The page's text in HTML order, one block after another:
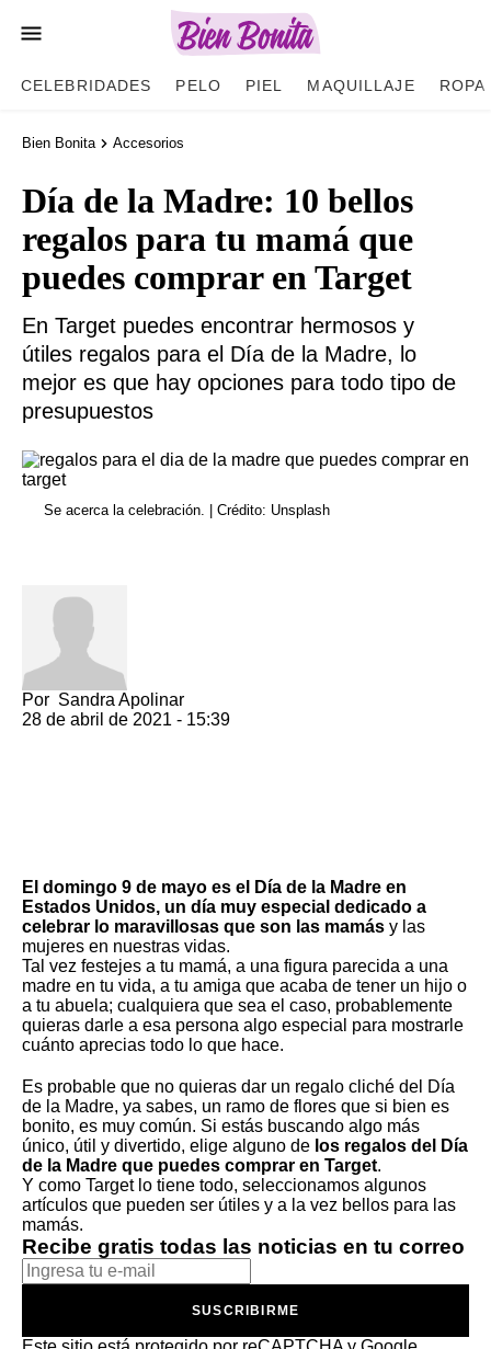
CELEBRIDADES PELO PIEL MAQUILLAJE ROPA
Bien Bonita Accesorios
Día de la Madre: 10 bellos
regalos para tu mamá que
puedes comprar en Target
En Target puedes encontrar hermosos y
útiles regalos para el Día de la Madre, lo
mejor es que hay opciones para todo tipo de
presupuestos
Se acerca la celebración. | Crédito: Unsplash
Por Sandra Apolinar
28 de abril de 2021 - 15:39
El domingo 9 de mayo es el Día de la Madre en
Estados Unidos, un día muy especial dedicado a
celebrar lo maravillosas que son las mamás y las
mujeres en nuestras vidas.
Tal vez festejes a tu mamá, a una figura parecida a una
madre en tu vida, a tu amiga que acaba de tener un hijo o
a tu abuela; cualquiera que sea el caso, probablemente
quieras darle a esa persona algo especial para mostrarle
cuánto aprecias todo lo que hace.
Es probable que no quieras dar un regalo cliché del Día
de la Madre, ya sabes, un ramo de flores que si bien es
bonito, es muy común. Si estás buscando algo más
único, útil y divertido, elige alguno de los regalos del Día
de la Madre que puedes comprar en Target.
Y como Target lo tiene todo, seleccionamos algunos
artículos que pueden ser útiles y a la vez bellos para las
mamás.
Recibe gratis todas las noticias en tu correo
SUSCRIBIRME